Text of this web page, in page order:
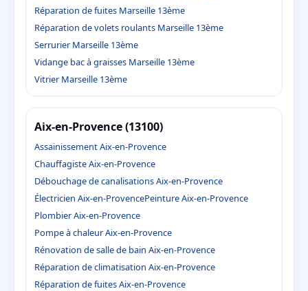
Réparation de fuites Marseille 13ème
Réparation de volets roulants Marseille 13ème
Serrurier Marseille 13ème
Vidange bac à graisses Marseille 13ème
Vitrier Marseille 13ème
Aix-en-Provence (13100)
Assainissement Aix-en-Provence
Chauffagiste Aix-en-Provence
Débouchage de canalisations Aix-en-Provence
Électricien Aix-en-ProvencePeinture Aix-en-Provence
Plombier Aix-en-Provence
Pompe à chaleur Aix-en-Provence
Rénovation de salle de bain Aix-en-Provence
Réparation de climatisation Aix-en-Provence
Réparation de fuites Aix-en-Provence